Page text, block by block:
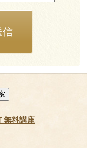
信
無料講座